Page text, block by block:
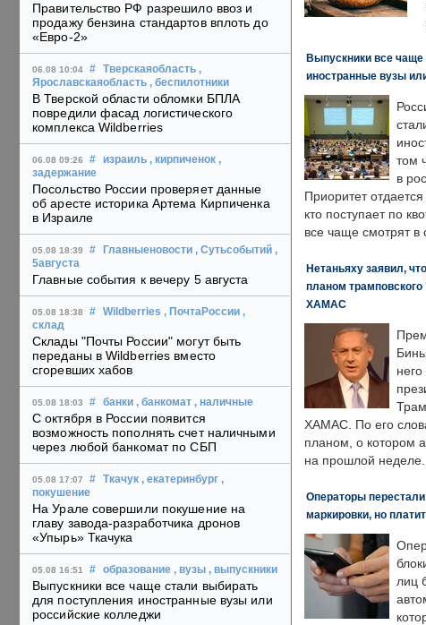
Правительство РФ разрешило ввоз и
продажу бензина стандартов вплоть до
«Евро-2»
06.08 10:04 # Тверскаяобласть ,
Ярославскаяобласть , беспилотники
В Тверской области обломки БПЛА
повредили фасад логистического
комплекса Wildberries
06.08 09:26 # израиль , кирпиченок ,
задержание
Посольство России проверяет данные
об аресте историка Артема Кирпиченка
в Израиле
05.08 18:39 # Главныеновости , Сутьсобытий ,
5августа
Главные события к вечеру 5 августа
05.08 18:38 # Wildberries , ПочтаРоссии ,
склад
Склады "Почты России" могут быть
переданы в Wildberries вместо
сгоревших хабов
05.08 18:03 # банки , банкомат , наличные
С октября в России появится
возможность пополнять счет наличными
через любой банкомат по СБП
05.08 17:07 # Ткачук , екатеринбург ,
покушение
На Урале совершили покушение на
главу завода-разработчика дронов
«Упырь» Ткачука
05.08 16:51 # образование , вузы , выпускники
Выпускники все чаще стали выбирать
для поступления иностранные вузы или
российские колледжи
Выпускники все чаще
иностранные вузы
том
в
Приоритет
кто поступает по
все чаще смотрят в
Нетаньяху заявил,
планом
ХАМАС
него
ХАМАС. По его
планом, о котором
на прошлой неделе.
Операторы перестали
маркировки, но
лиц